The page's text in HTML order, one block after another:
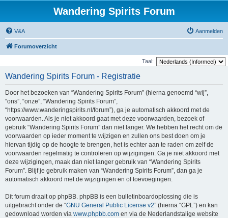
Wandering Spirits Forum
V&A Aanmelden
Forumoverzicht
Taal:
Wandering Spirits Forum - Registratie
Door het bezoeken van “Wandering Spirits Forum” (hierna genoemd “wij”,
“ons”, “onze”, “Wandering Spirits Forum”,
“https://www.wanderingspirits.nl/forum”), ga je automatisch akkoord met de
voorwaarden. Als je niet akkoord gaat met deze voorwaarden, bezoek of
gebruik “Wandering Spirits Forum” dan niet langer. We hebben het recht om de
voorwaarden op ieder moment te wijzigen en zullen ons best doen om je
hiervan tijdig op de hoogte te brengen, het is echter aan te raden om zelf de
voorwaarden regelmatig te controleren op wijzigingen. Ga je niet akkoord met
deze wijzigingen, maak dan niet langer gebruik van “Wandering Spirits
Forum”. Blijf je gebruik maken van “Wandering Spirits Forum”, dan ga je
automatisch akkoord met de wijzigingen en of toevoegingen.
Dit forum draait op phpBB. phpBB is een bulletinboardoplossing die is
uitgebracht onder de “GNU General Public License v2” (hierna “GPL”) en kan
gedownload worden via www.phpbb.com en via de Nederlandstalige website